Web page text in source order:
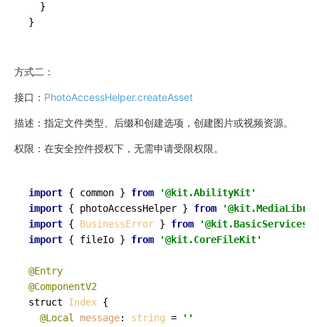
  }
}
方式二：
接口： PhotoAccessHelper.createAsset
描述：指定文件类型、后缀和创建选项，创建图片或视频资源。
权限：在安全控件授权下，无需申请受限权限。
import { common } from
'@kit.AbilityKit'
import { photoAccessHelper } from
import { BusinessError } from
import { fileIo } from '@kit.CoreFileKit'
@Entry
@ComponentV2
struct Index {
@Local message: string =
''